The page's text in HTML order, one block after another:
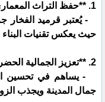
1. **حفظ التراث المعماري**:
- يُعتبر قرميد الفخار
حيث يعكس تقنيات البناء
2. **تعزيز الجمالية الحضرية**:
- يساهم في تحسين
جمال المدينة ويجذب